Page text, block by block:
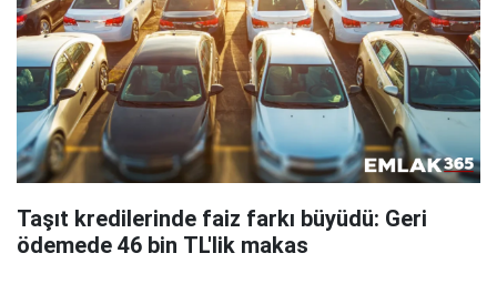
Taşıt kredilerinde faiz farkı büyüdü: Geri
ödemede 46 bin TL'lik makas